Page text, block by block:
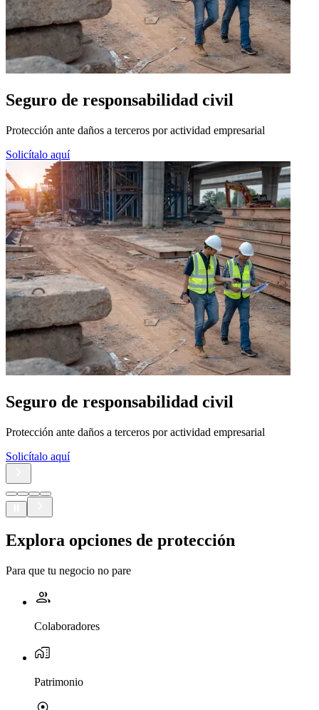
Seguro de responsabilidad civil
Protección ante daños a terceros por actividad empresarial
Solicítalo aquí
Seguro de responsabilidad civil
Protección ante daños a terceros por actividad empresarial
Solicítalo aquí
Explora opciones de protección
Para que tu negocio no pare
Colaboradores
Patrimonio